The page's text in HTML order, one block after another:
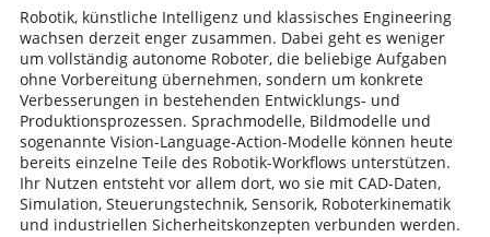
Robotik, künstliche Intelligenz und klassisches Engineering
wachsen derzeit enger zusammen. Dabei geht es weniger
um vollständig autonome Roboter, die beliebige Aufgaben
ohne Vorbereitung übernehmen, sondern um konkrete
Verbesserungen in bestehenden Entwicklungs- und
Produktionsprozessen. Sprachmodelle, Bildmodelle und
sogenannte Vision-Language-Action-Modelle können heute
bereits einzelne Teile des Robotik-Workflows unterstützen.
Ihr Nutzen entsteht vor allem dort, wo sie mit CAD-Daten,
Simulation, Steuerungstechnik, Sensorik, Roboterkinematik
und industriellen Sicherheitskonzepten verbunden werden.